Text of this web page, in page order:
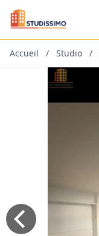
Accueil / Studio /